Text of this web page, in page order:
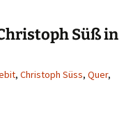
Süß in
, Christoph Süss, Quer,